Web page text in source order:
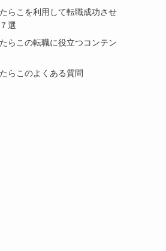
らこを利用して転職成功させ
選
らこの転職に役立つコンテン
らこのよくある質問